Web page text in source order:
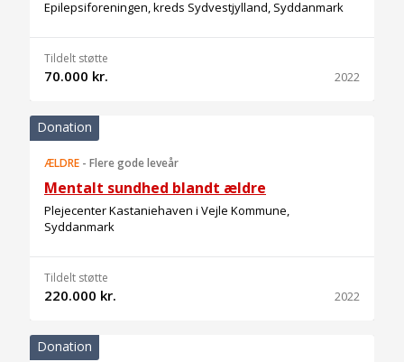
Epilepsiforeningen, kreds Sydvestjylland, Syddanmark
Tildelt støtte
70.000 kr. 2022
Donation
ÆLDRE - Flere gode leveår
Mentalt sundhed blandt ældre
Plejecenter Kastaniehaven i Vejle Kommune,
Syddanmark
Tildelt støtte
220.000 kr. 2022
Donation